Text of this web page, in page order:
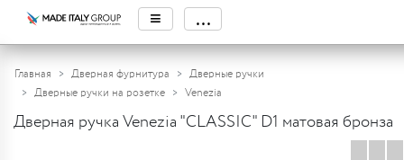
≡ ...
Главная Дверная фурнитура
Дверные ручки
Дверные ручки на розетке
Venezia
Дверная ручка Venezia "CLASSIC" D1 матовая бронза